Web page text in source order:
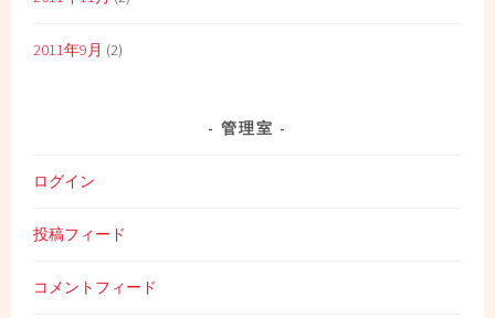
2011年9月 (2)
管理室
ログイン
投稿フィード
コメントフィード